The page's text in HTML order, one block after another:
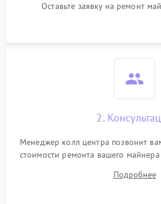
Оставьте заявку на ремонт
2.
Менеджер колл центра позвонит
стоимости ремонта вашего майнера
Подробнее